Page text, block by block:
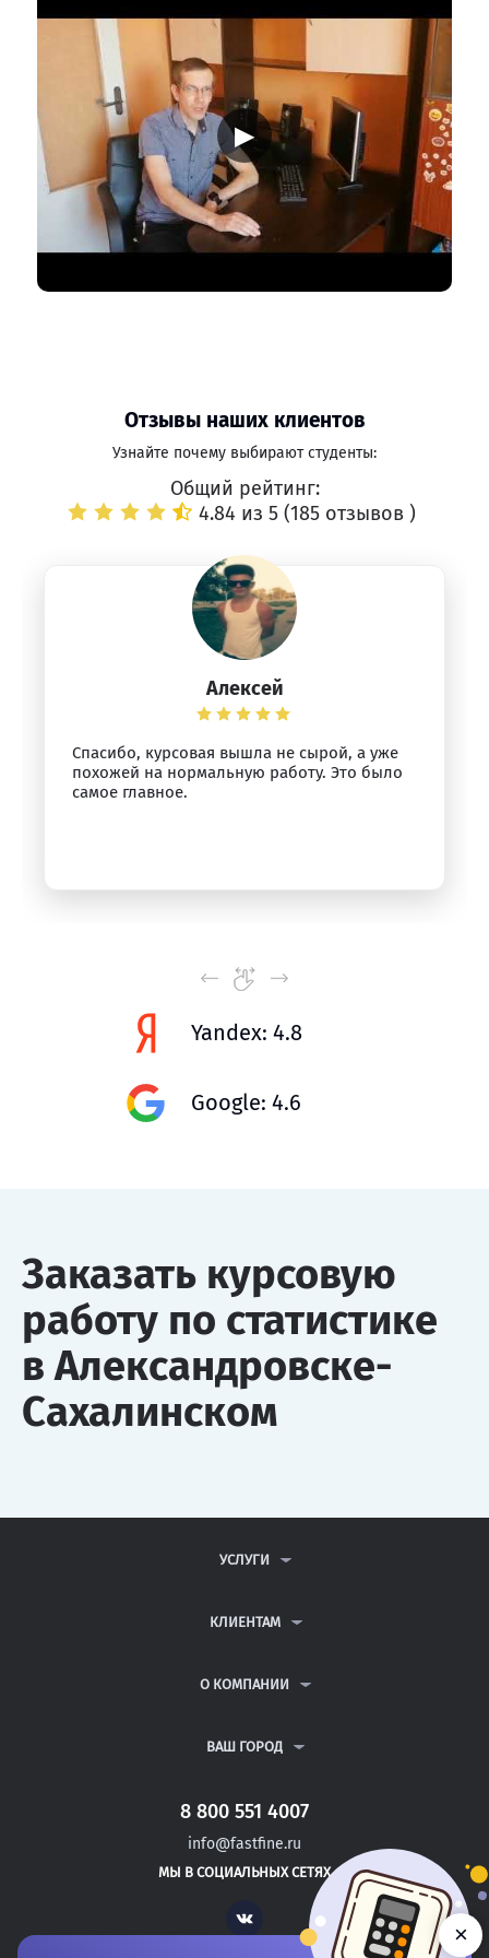
▶
Отзывы наших клиентов
Узнайте почему выбирают студенты:
Общий рейтинг:
4.84 из 5 (185 отзывов )
Алексей
Спасибо, курсовая вышла не сырой, а уже
похожей на нормальную работу. Это было
самое главное.
Yandex: 4.8
Google: 4.6
Заказать курсовую
работу по статистике
в Александровске-
Сахалинском
УСЛУГИ
ДИПЛОМНЫЕ РАБОТЫ
РЕФЕРАТЫ
КЛИЕНТАМ
ВОПРОСЫ И ОТВЕТЫ
ПОЛИТИКА КОНФИДЕНЦИАЛЬНОСТИ
О КОМПАНИИ
КОНТАКТЫ
ВАШ ГОРОД
САНКТ-ПЕТЕРБУРГ
МОЖАЙСК
НОВОЗЫБКОВ
8 800 551 4007
info@fastfine.ru
МЫ В СОЦИАЛЬНЫХ СЕТЯХ
Vk ×